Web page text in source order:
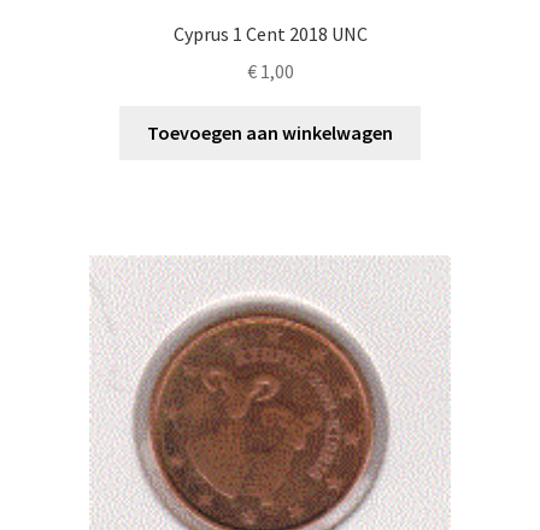
Cyprus 1 Cent 2018 UNC
€1,00
Toevoegen aan winkelwagen